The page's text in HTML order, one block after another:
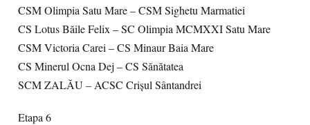
CSM Olimpia Satu Mare – CSM Sighetu Marmatiei
CS Lotus Băile Felix – SC Olimpia MCMXXI Satu Mare
CSM Victoria Carei – CS Minaur Baia Mare
CS Minerul Ocna Dej – CS Sănătatea
SCM ZALĂU – ACSC Crişul Sântandrei
Etapa 6